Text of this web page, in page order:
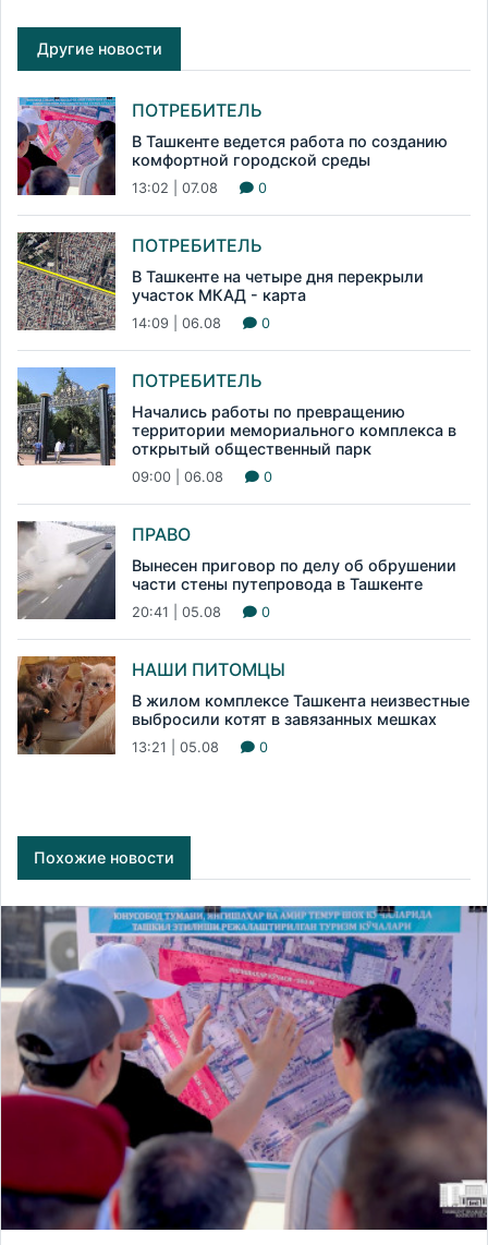
Другие новости
ПОТРЕБИТЕЛЬ
В Ташкенте ведется работа по созданию
комфортной городской среды
13:02 | 07.08 0
ПОТРЕБИТЕЛЬ
В Ташкенте на четыре дня перекрыли
участок МКАД - карта
14:09 | 06.08 0
ПОТРЕБИТЕЛЬ
Начались работы по превращению
территории мемориального комплекса в
открытый общественный парк
09:00 | 06.08 0
ПРАВО
Вынесен приговор по делу об обрушении
части стены путепровода в Ташкенте
20:41 | 05.08 0
НАШИ ПИТОМЦЫ
В жилом комплексе Ташкента неизвестные
выбросили котят в завязанных мешках
13:21 | 05.08 0
Похожие новости